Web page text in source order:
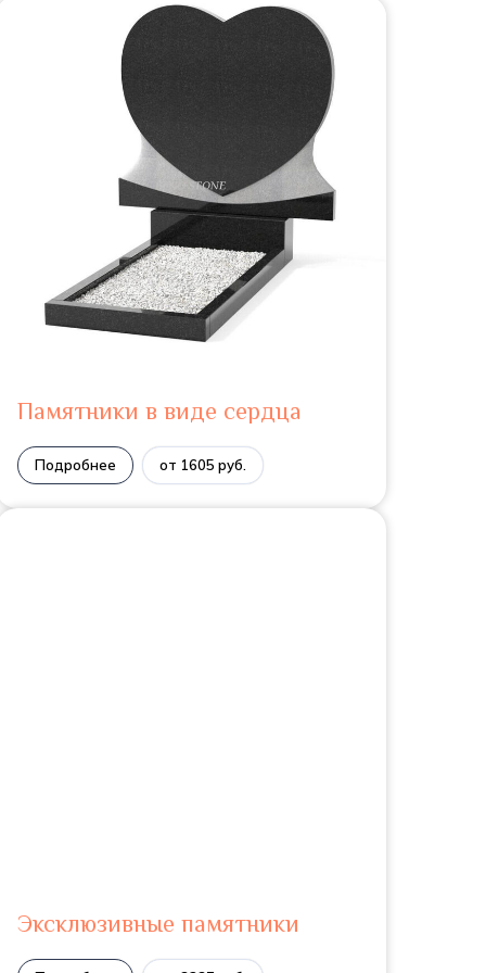
Памятники в виде сердца
Подробнее от 1605 руб.
Эксклюзивные памятники